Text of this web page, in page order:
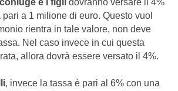
coniuge e i figli
dovranno versare il 4%
a 1 milione di euro. Questo vuol
rientra in tale valore, non deve
Nel caso invece in cui questa
allora dovrà essere versato il 4%.
, invece la tassa è pari al 6% con una